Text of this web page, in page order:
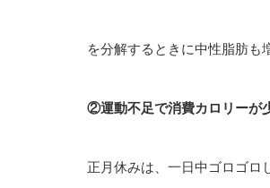
を分解するときに中性脂肪も
②運動不足で消費カロリーが
正月休みは、一日中ゴロゴロ